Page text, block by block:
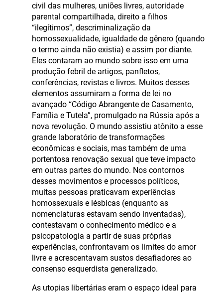
civil das mulheres, uniões livres, autoridade
parental compartilhada, direito a filhos
“ilegítimos”, descriminalização da
homossexualidade, igualdade de gênero (quando
o termo ainda não existia) e assim por diante.
Eles contaram ao mundo sobre isso em uma
produção febril de artigos, panfletos,
conferências, revistas e livros. Muitos desses
elementos assumiram a forma de lei no
avançado “Código Abrangente de Casamento,
Família e Tutela”, promulgado na Rússia após a
nova revolução. O mundo assistiu atônito a esse
grande laboratório de transformações
econômicas e sociais, mas também de uma
portentosa renovação sexual que teve impacto
em outras partes do mundo. Nos contornos
desses movimentos e processos políticos,
muitas pessoas praticavam experiências
homossexuais e lésbicas (enquanto as
nomenclaturas estavam sendo inventadas),
contestavam o conhecimento médico e a
psicopatologia a partir de suas próprias
experiências, confrontavam os limites do amor
livre e acrescentavam sustos desafiadores ao
consenso esquerdista generalizado.
As utopias libertárias eram o espaço ideal para